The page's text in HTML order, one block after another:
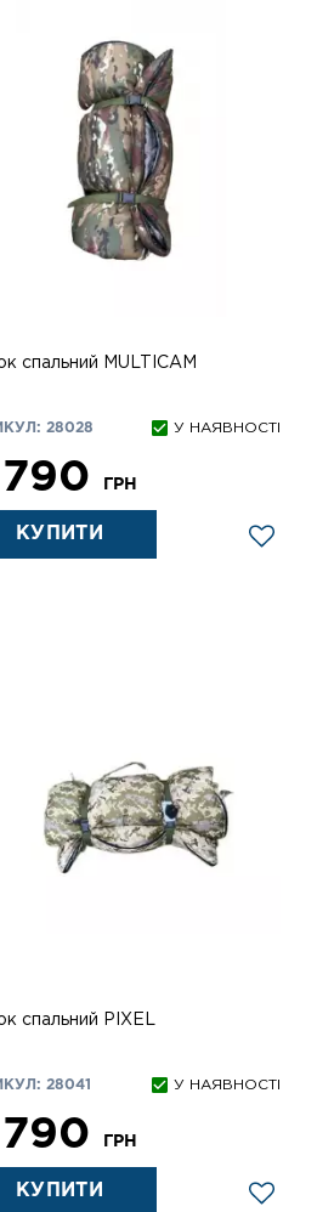
спальний MULTICAM
28028 У НАЯВНОСТІ
ГРН
КУПИТИ
спальний PIXEL
28041 У НАЯВНОСТІ
ГРН
КУПИТИ